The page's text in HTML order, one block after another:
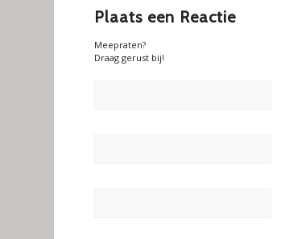
Plaats een Reactie
Meepraten?
Draag gerust bij!